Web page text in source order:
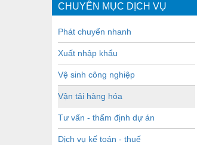
CHUYÊN MỤC DỊCH VỤ
Phát chuyển nhanh
Xuất nhập khẩu
Vệ sinh công nghiệp
Vận tải hàng hóa
Tư vấn - thẩm định dự án
Dịch vụ kế toán - thuế